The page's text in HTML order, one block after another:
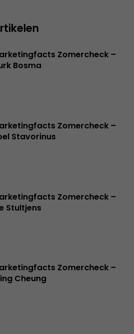
Zomercheck –
Bosma
Zomercheck –
Stavorinus
Zomercheck –
Stultjens
Zomercheck –
Cheung